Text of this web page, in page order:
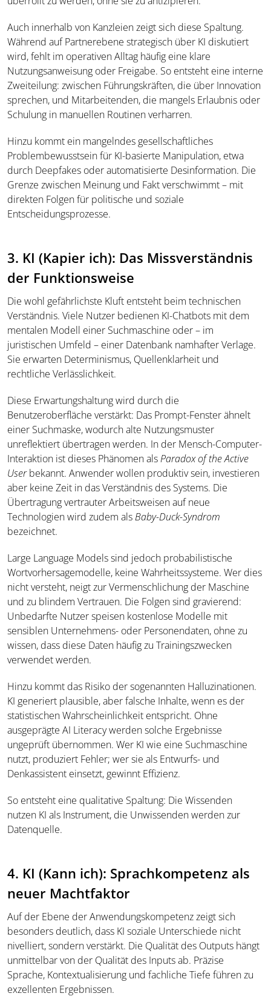
Auch innerhalb von Kanzleien zeigt sich diese Spaltung.
Während auf Partnerebene strategisch über KI diskutiert
wird, fehlt im operativen Alltag häufig eine klare
Nutzungsanweisung oder Freigabe. So entsteht eine interne
Zweiteilung: zwischen Führungskräften, die über Innovation
sprechen, und Mitarbeitenden, die mangels Erlaubnis oder
Schulung in manuellen Routinen verharren.
Hinzu kommt ein mangelndes gesellschaftliches
Problembewusstsein für KI-basierte Manipulation, etwa
durch Deepfakes oder automatisierte Desinformation. Die
Grenze zwischen Meinung und Fakt verschwimmt – mit
direkten Folgen für politische und soziale
Entscheidungsprozesse.
3. KI (Kapier ich): Das Missverständnis
der Funktionsweise
Die wohl gefährlichste Kluft entsteht beim technischen
Verständnis. Viele Nutzer bedienen KI-Chatbots mit dem
mentalen Modell einer Suchmaschine oder – im
juristischen Umfeld – einer Datenbank namhafter Verlage.
Sie erwarten Determinismus, Quellenklarheit und
rechtliche Verlässlichkeit.
Diese Erwartungshaltung wird durch die
Benutzeroberfläche verstärkt: Das Prompt-Fenster ähnelt
einer Suchmaske, wodurch alte Nutzungsmuster
unreflektiert übertragen werden. In der Mensch-Computer-
Interaktion ist dieses Phänomen alsParadox of the Active
Userbekannt. Anwender wollen produktiv sein, investieren
aber keine Zeit in das Verständnis des Systems. Die
Übertragung vertrauter Arbeitsweisen auf neue
Technologien wird zudem alsBaby-Duck-Syndrom
bezeichnet.
Large Language Models sind jedoch probabilistische
Wortvorhersagemodelle, keine Wahrheitssysteme. Wer dies
nicht versteht, neigt zur Vermenschlichung der Maschine
und zu blindem Vertrauen. Die Folgen sind gravierend:
Unbedarfte Nutzer speisen kostenlose Modelle mit
sensiblen Unternehmens- oder Personendaten, ohne zu
wissen, dass diese Daten häufig zu Trainingszwecken
verwendet werden.
Hinzu kommt das Risiko der sogenannten Halluzinationen.
KI generiert plausible, aber falsche Inhalte, wenn es der
statistischen Wahrscheinlichkeit entspricht. Ohne
ausgeprägte AI Literacy werden solche Ergebnisse
ungeprüft übernommen. Wer KI wie eine Suchmaschine
nutzt, produziert Fehler; wer sie als Entwurfs- und
Denkassistent einsetzt, gewinnt Effizienz.
So entsteht eine qualitative Spaltung: Die Wissenden
nutzen KI als Instrument, die Unwissenden werden zur
Datenquelle.
4. KI (Kann ich): Sprachkompetenz als
neuer Machtfaktor
Auf der Ebene der Anwendungskompetenz zeigt sich
besonders deutlich, dass KI soziale Unterschiede nicht
nivelliert, sondern verstärkt. Die Qualität des Outputs hängt
unmittelbar von der Qualität des Inputs ab. Präzise
Sprache, Kontextualisierung und fachliche Tiefe führen zu
exzellenten Ergebnissen.